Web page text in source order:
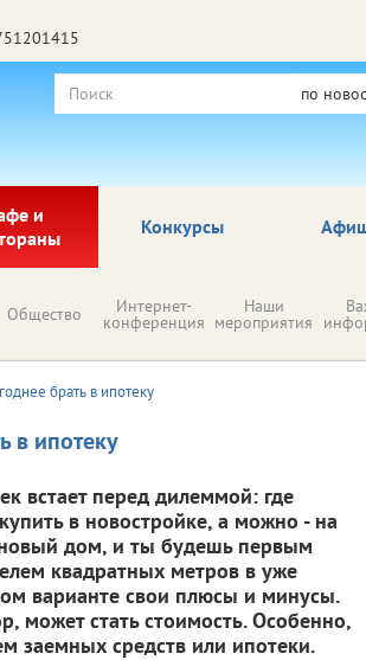
по
и
Конкурсы
Общество Интернет-
конференция
Наши
мероприятия
брать в ипотеку
в ипотеку
встает перед дилеммой: где
в новостройке, а можно - на
дом, и ты будешь первым
квадратных метров в уже
варианте свои плюсы и минусы.
стать стоимость. Особенно,
заемных средств или ипотеки.